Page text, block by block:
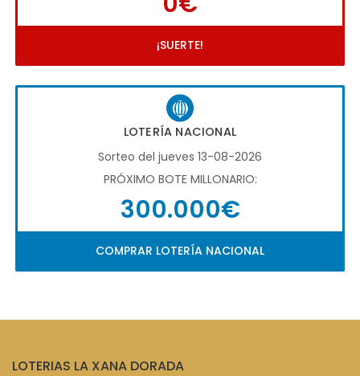
¡SUERTE!
LOTERÍA NACIONAL
Sorteo del jueves 13-08-2026
PRÓXIMO BOTE MILLONARIO:
300.000€
COMPRAR LOTERÍA NACIONAL
LOTERIAS LA XANA DORADA